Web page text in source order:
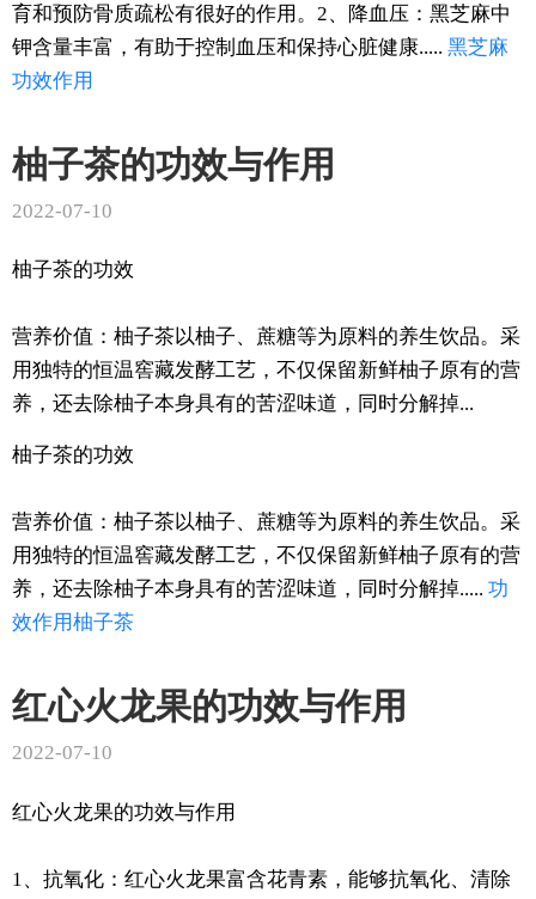
育和预防骨质疏松有很好的作用。2、降血压：黑芝麻中
钾含量丰富，有助于控制血压和保持心脏健康..... 黑芝麻
功效作用
柚子茶的功效与作用
2022-07-10
柚子茶的功效
营养价值：柚子茶以柚子、蔗糖等为原料的养生饮品。采
用独特的恒温窖藏发酵工艺，不仅保留新鲜柚子原有的营
养，还去除柚子本身具有的苦涩味道，同时分解掉...
柚子茶的功效
营养价值：柚子茶以柚子、蔗糖等为原料的养生饮品。采
用独特的恒温窖藏发酵工艺，不仅保留新鲜柚子原有的营
养，还去除柚子本身具有的苦涩味道，同时分解掉..... 功
效作用柚子茶
红心火龙果的功效与作用
2022-07-10
红心火龙果的功效与作用
1、抗氧化：红心火龙果富含花青素，能够抗氧化、清除